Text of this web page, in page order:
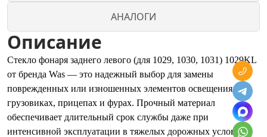
АНАЛОГИ
Описание
Стекло фонаря заднего левого (для 1029, 1030, 1031) 1029KL
от бренда Was — это надежный выбор для замены
поврежденных или изношенных элементов освещения на
грузовиках, прицепах и фурах. Прочный материал
обеспечивает длительный срок службы даже при
интенсивной эксплуатации в тяжелых дорожных условиях.